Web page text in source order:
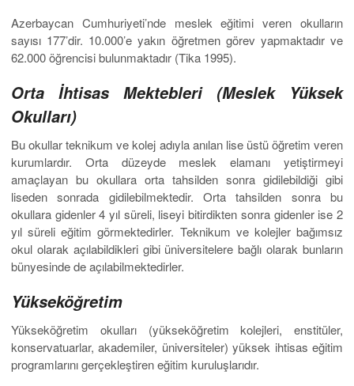
Azerbaycan Cumhuriyeti’nde meslek eğitimi veren okulların
sayısı 177’dir. 10.000’e yakın öğretmen görev yapmaktadır ve
62.000 öğrencisi bulunmaktadır (Tika 1995).
Orta İhtisas Mektebleri (Meslek Yüksek
Okulları)
Bu okullar teknikum ve kolej adıyla anılan lise üstü öğretim veren
kurumlardır. Orta düzeyde meslek elamanı yetiştirmeyi
amaçlayan bu okullara orta tahsilden sonra gidilebildiği gibi
liseden sonrada gidilebilmektedir. Orta tahsilden sonra bu
okullara gidenler 4 yıl süreli, liseyi bitirdikten sonra gidenler ise 2
yıl süreli eğitim görmektedirler. Teknikum ve kolejler bağımsız
okul olarak açılabildikleri gibi üniversitelere bağlı olarak bunların
bünyesinde de açılabilmektedirler.
Yükseköğretim
Yükseköğretim okulları (yükseköğretim kolejleri, enstitüler,
konservatuarlar, akademiler, üniversiteler) yüksek ihtisas eğitim
programlarını gerçekleştiren eğitim kuruluşlarıdır.